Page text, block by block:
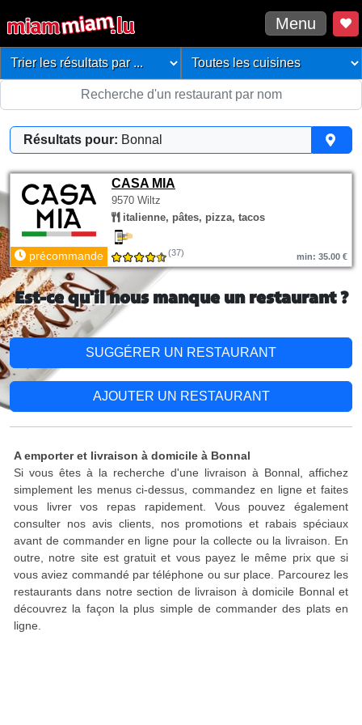
Menu
Résultats pour: Bonnal
CASA MIA
9570 Wiltz
italienne, pâtes, pizza, tacos
précommande (37) min: 35.00 €
Est-ce qu'il nous manque un restaurant ?
SUGGÉRER UN RESTAURANT
AJOUTER UN RESTAURANT
A emporter et livraison à domicile à Bonnal
Si vous êtes à la recherche d'une livraison à Bonnal, affichez
simplement les menus ci-dessus, commandez en ligne et faites
vous livrer vos repas rapidement. Vous pouvez également
consulter nos avis clients, nos promotions et rabais spéciaux
avant de commander en ligne pour la collecte ou la livraison. En
outre, notre site est gratuit et vous payez le même prix que si
vous aviez commandé par téléphone ou sur place. Parcourez les
restaurants dans notre section de livraison à domicile Bonnal et
découvrez la façon la plus simple de commander des plats en
ligne.